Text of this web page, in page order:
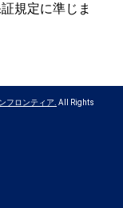
規定に準じま
フロンティア. All Rights